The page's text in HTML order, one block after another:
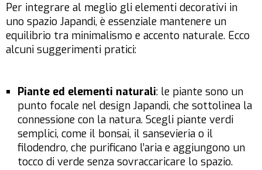
Per integrare al meglio gli elementi decorativi in
uno spazio Japandi, è essenziale mantenere un
equilibrio tra minimalismo e accento naturale. Ecco
alcuni suggerimenti pratici:
Piante ed elementi naturali: le piante sono un
punto focale nel design Japandi, che sottolinea la
connessione con la natura. Scegli piante verdi
semplici, come il bonsai, il sansevieria o il
filodendro, che purificano l’aria e aggiungono un
tocco di verde senza sovraccaricare lo spazio.